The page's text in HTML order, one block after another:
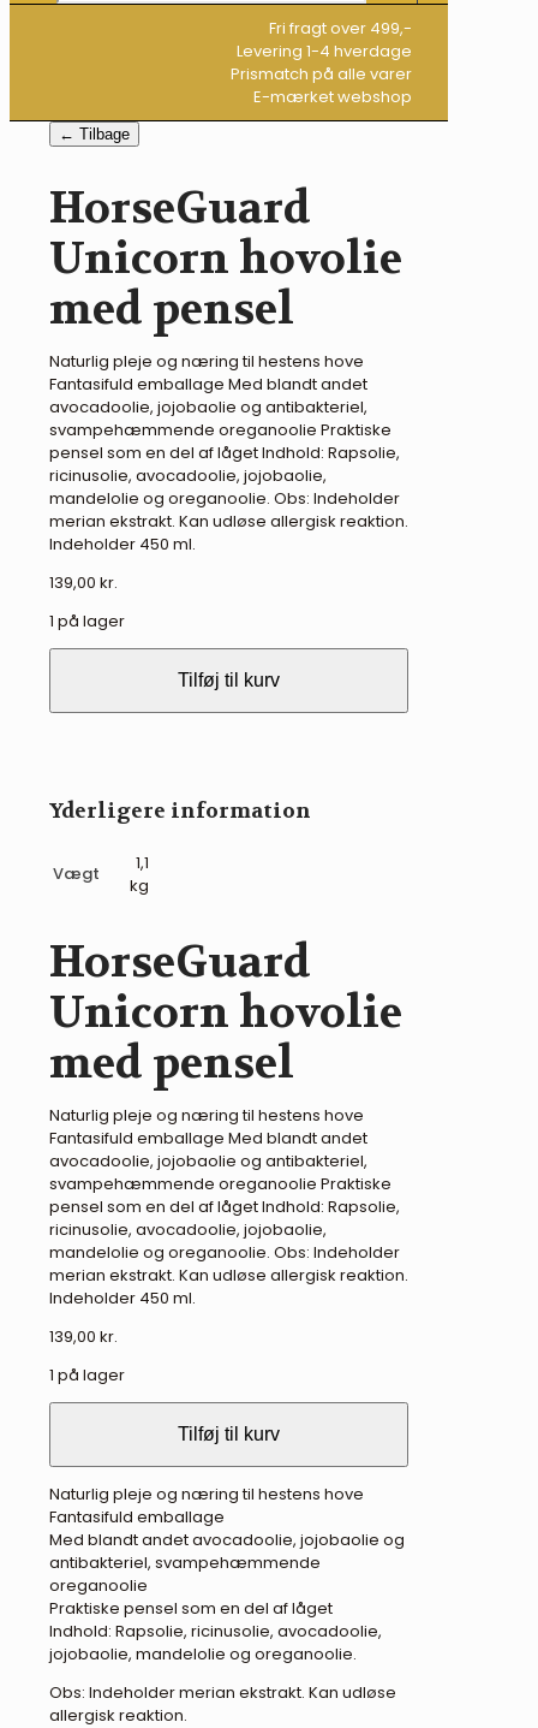
Fri fragt over 499,-
Levering 1-4 hverdage
Prismatch på alle varer
E-mærket webshop
← Tilbage
HorseGuard
Unicorn hovolie
med pensel
Naturlig pleje og næring til hestens hove
Fantasifuld emballage Med blandt andet
avocadoolie, jojobaolie og antibakteriel,
svampehæmmende oreganoolie Praktiske
pensel som en del af låget Indhold: Rapsolie,
ricinusolie, avocadoolie, jojobaolie,
mandelolie og oreganoolie. Obs: Indeholder
merian ekstrakt. Kan udløse allergisk reaktion.
Indeholder 450 ml.
139,00 kr.
1 på lager
Tilføj til kurv
Yderligere information
Vægt
1,1
kg
HorseGuard
Unicorn hovolie
med pensel
Naturlig pleje og næring til hestens hove
Fantasifuld emballage Med blandt andet
avocadoolie, jojobaolie og antibakteriel,
svampehæmmende oreganoolie Praktiske
pensel som en del af låget Indhold: Rapsolie,
ricinusolie, avocadoolie, jojobaolie,
mandelolie og oreganoolie. Obs: Indeholder
merian ekstrakt. Kan udløse allergisk reaktion.
Indeholder 450 ml.
139,00 kr.
1 på lager
Tilføj til kurv
Naturlig pleje og næring til hestens hove
Fantasifuld emballage
Med blandt andet avocadoolie, jojobaolie og
antibakteriel, svampehæmmende
oreganoolie
Praktiske pensel som en del af låget
Indhold: Rapsolie, ricinusolie, avocadoolie,
jojobaolie, mandelolie og oreganoolie.
Obs: Indeholder merian ekstrakt. Kan udløse
allergisk reaktion.